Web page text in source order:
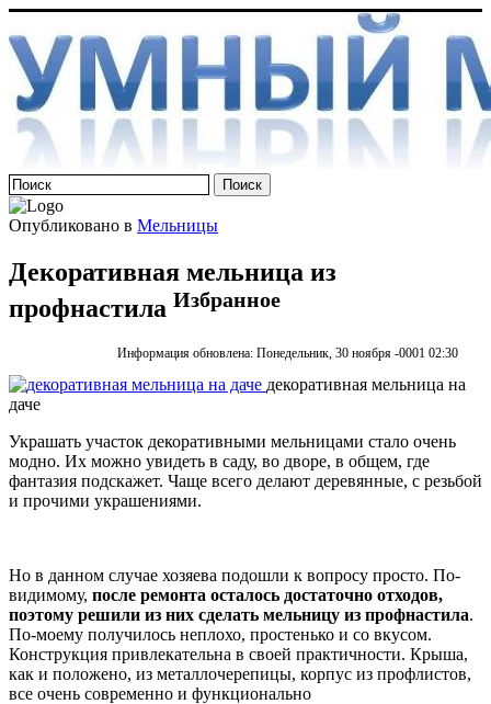
Опубликовано в Мельницы
Декоративная мельница из
профнастила Избранное
Информация обновлена: Понедельник, 30 ноября -0001 02:30
декоративная мельница на
даче
Украшать участок декоративными мельницами стало очень
модно. Их можно увидеть в саду, во дворе, в общем, где
фантазия подскажет. Чаще всего делают деревянные, с резьбой
и прочими украшениями.
Но в данном случае хозяева подошли к вопросу просто. По-
видимому, после ремонта осталось достаточно отходов,
поэтому решили из них сделать мельницу из профнастила.
По-моему получилось неплохо, простенько и со вкусом.
Конструкция привлекательна в своей практичности. Крыша,
как и положено, из металлочерепицы, корпус из профлистов,
все очень современно и функционально